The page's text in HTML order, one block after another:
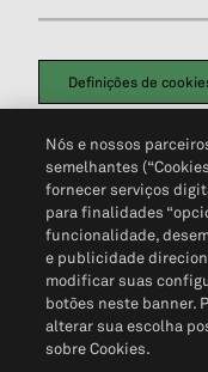
Definições de
Política de Privacidade
Não Venda Minhas
Nós e nossos
semelhantes
fornecer serviços
para finalidades
funcionalidade,
e publicidade
modificar suas
botões neste banner.
alterar sua escolha
sobre Cookies.